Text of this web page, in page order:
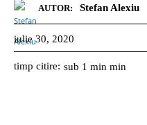
AUTOR: Stefan Alexiu
iulie 30, 2020
timp citire: sub 1 min min